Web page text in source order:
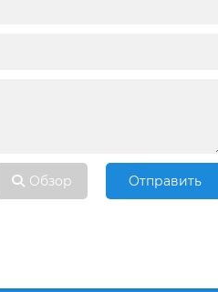
Обзор Отправить